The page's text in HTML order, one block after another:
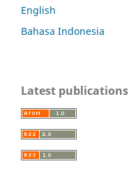
English
Bahasa Indonesia
Latest publications